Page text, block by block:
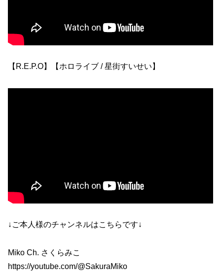
【R.E.P.O】【ホロライブ / 星街すいせい】
↓ご本人様のチャンネルはこちらです↓
Miko Ch. さくらみこ
https://youtube.com/@SakuraMiko